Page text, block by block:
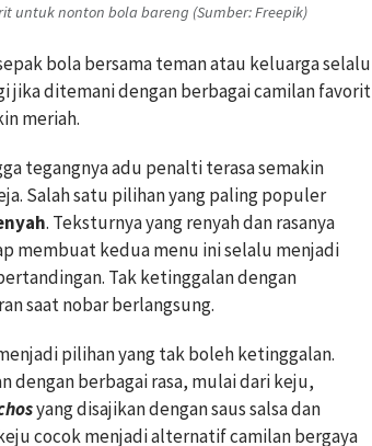
untuk nonton bola bareng (Sumber: Freepik)
bola bersama teman atau keluarga selalu
jika ditemani dengan berbagai camilan favorit
meriah.
tegangnya adu penalti terasa semakin
Salah satu pilihan yang paling populer
. Teksturnya yang renyah dan rasanya
membuat kedua menu ini selalu menjadi
Tak ketinggalan dengan
saat nobar berlangsung.
pilihan yang tak boleh ketinggalan.
dengan berbagai rasa, mulai dari keju,
yang disajikan dengan saus salsa dan
cocok menjadi alternatif camilan bergaya